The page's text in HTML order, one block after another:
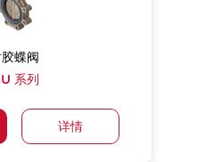
蝶阀
系列
详情